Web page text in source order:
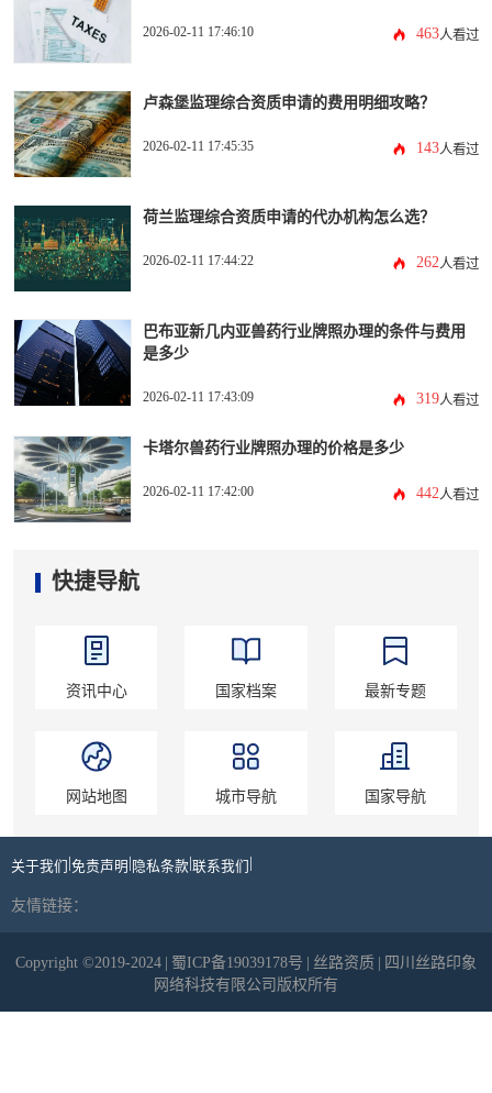
2026-02-11 17:46:10 463人看过
卢森堡监理综合资质申请的费用明细攻略？
2026-02-11 17:45:35 143人看过
荷兰监理综合资质申请的代办机构怎么选？
2026-02-11 17:44:22 262人看过
巴布亚新几内亚兽药行业牌照办理的条件与费用
是多少
2026-02-11 17:43:09 319人看过
卡塔尔兽药行业牌照办理的价格是多少
2026-02-11 17:42:00 442人看过
快捷导航
资讯中心 国家档案 最新专题
网站地图 城市导航 国家导航
关于我们 免责声明 隐私条款 联系我们
友情链接：
Copyright ©2019-2024 蜀ICP备19039178号 丝路资质
四川丝路印象
网络科技有限公司版权所有